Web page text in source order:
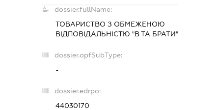
dossier.fullName:
ТОВАРИСТВО З ОБМЕЖЕНОЮ
ВІДПОВІДАЛЬНІСТЮ "В ТА БРАТИ"
dossier.opfSubType:
-
dossier.edrpo:
44030170